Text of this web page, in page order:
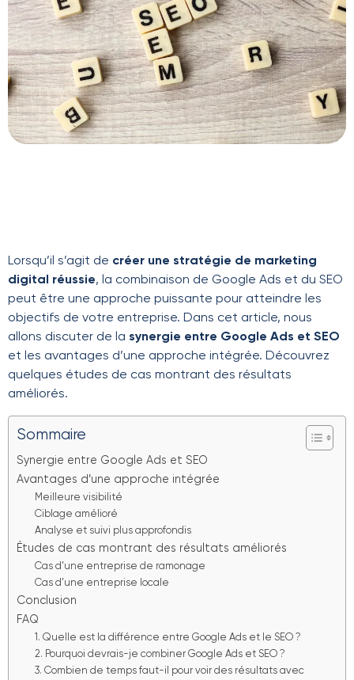
Lorsqu’il s’agit de créer une stratégie de marketing
digital réussie, la combinaison de Google Ads et du SEO
peut être une approche puissante pour atteindre les
objectifs de votre entreprise. Dans cet article, nous
allons discuter de la synergie entre Google Ads et SEO
et les avantages d’une approche intégrée. Découvrez
quelques études de cas montrant des résultats
améliorés.
Sommaire
Synergie entre Google Ads et SEO
Avantages d’une approche intégrée
Meilleure visibilité
Ciblage amélioré
Analyse et suivi plus approfondis
Études de cas montrant des résultats améliorés
Cas d’une entreprise de ramonage
Cas d’une entreprise locale
Conclusion
FAQ
1. Quelle est la différence entre Google Ads et le SEO ?
2. Pourquoi devrais-je combiner Google Ads et SEO ?
3. Combien de temps faut-il pour voir des résultats avec